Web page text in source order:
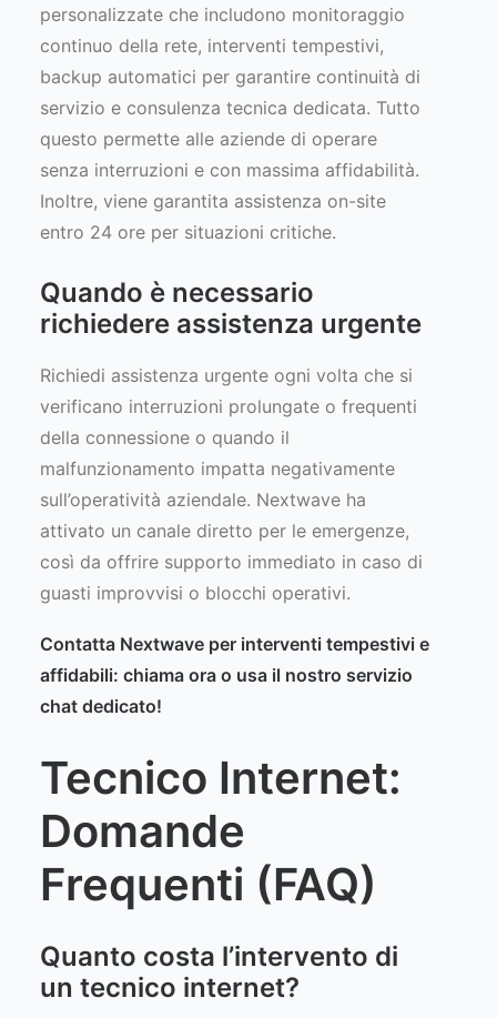
personalizzate che includono monitoraggio
continuo della rete, interventi tempestivi,
backup automatici per garantire continuità di
servizio e consulenza tecnica dedicata. Tutto
questo permette alle aziende di operare
senza interruzioni e con massima affidabilità.
Inoltre, viene garantita assistenza on-site
entro 24 ore per situazioni critiche.
Quando è necessario
richiedere assistenza urgente
Richiedi assistenza urgente ogni volta che si
verificano interruzioni prolungate o frequenti
della connessione o quando il
malfunzionamento impatta negativamente
sull’operatività aziendale. Nextwave ha
attivato un canale diretto per le emergenze,
così da offrire supporto immediato in caso di
guasti improvvisi o blocchi operativi.
Contatta Nextwave per interventi tempestivi e
affidabili: chiama ora o usa il nostro servizio
chat dedicato!
Tecnico Internet:
Domande
Frequenti (FAQ)
Quanto costa l’intervento di
un tecnico internet?